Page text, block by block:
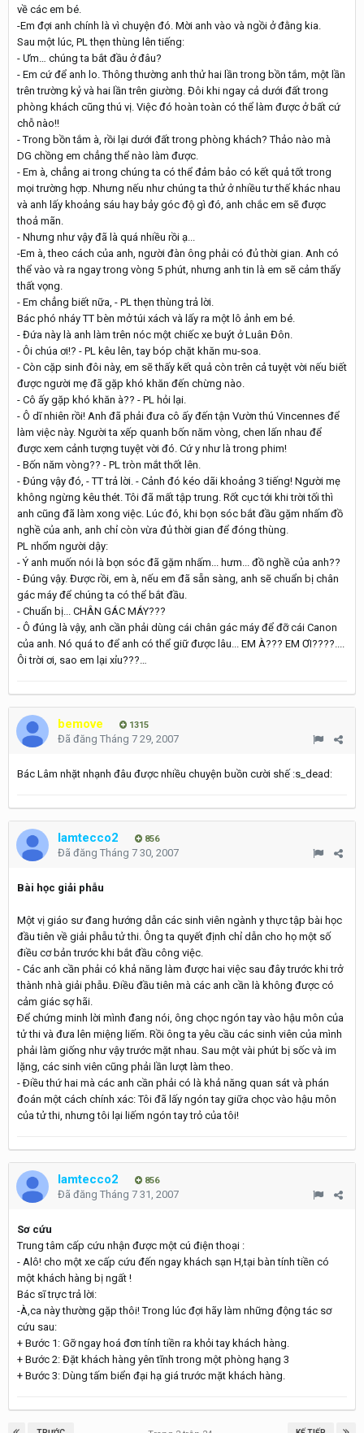
về các em bé.
-Em đợi anh chính là vì chuyện đó. Mời anh vào và ngồi ở đằng kia.
Sau một lúc, PL thẹn thùng lên tiếng:
- Ưm… chúng ta bắt đầu ở đâu?
- Em cứ để anh lo. Thông thường anh thử hai lần trong bồn tắm, một lần
trên trường kỷ và hai lần trên giường. Đôi khi ngay cả dưới đất trong
phòng khách cũng thú vị. Việc đó hoàn toàn có thể làm được ở bất cứ
chỗ nào!!
- Trong bồn tắm à, rồi lại dưới đất trong phòng khách? Thảo nào mà
DG chồng em chẳng thể nào làm được.
- Em à, chẳng ai trong chúng ta có thể đảm bảo có kết quả tốt trong
mọi trường hợp. Nhưng nếu như chúng ta thử ở nhiều tư thế khác nhau
và anh lấy khoảng sáu hay bảy góc độ gì đó, anh chắc em sẽ được
thoả mãn.
- Nhưng như vậy đã là quá nhiều rồi ạ...
-Em à, theo cách của anh, người đàn ông phải có đủ thời gian. Anh có
thể vào và ra ngay trong vòng 5 phút, nhưng anh tin là em sẽ cảm thấy
thất vọng.
- Em chẳng biết nữa, - PL thẹn thùng trả lời.
Bác phó nháy TT bèn mở túi xách và lấy ra một lô ảnh em bé.
- Đứa này là anh làm trên nóc một chiếc xe buýt ở Luân Đôn.
- Ôi chúa ơi!? - PL kêu lên, tay bóp chặt khăn mu-soa.
- Còn cặp sinh đôi này, em sẽ thấy kết quả còn trên cả tuyệt vời nếu biết
được người mẹ đã gặp khó khăn đến chừng nào.
- Cô ấy gặp khó khăn à?? - PL hỏi lại.
- Ô dĩ nhiên rồi! Anh đã phải đưa cô ấy đến tận Vườn thú Vincennes để
làm việc này. Người ta xếp quanh bốn năm vòng, chen lấn nhau để
được xem cảnh tượng tuyệt vời đó. Cứ y như là trong phim!
- Bốn năm vòng?? - PL tròn mắt thốt lên.
- Đúng vậy đó, - TT trả lời. - Cảnh đó kéo dãi khoảng 3 tiếng! Người mẹ
không ngừng kêu thét. Tôi đã mất tập trung. Rốt cục tới khi trời tối thì
anh cũng đã làm xong việc. Lúc đó, khi bọn sóc bắt đầu gặm nhấm đồ
nghề của anh, anh chỉ còn vừa đủ thời gian để đóng thùng.
PL nhổm người dậy:
- Ý anh muốn nói là bọn sóc đã gặm nhấm... hưm... đồ nghề của anh??
- Đúng vậy. Được rồi, em à, nếu em đã sẵn sàng, anh sẽ chuẩn bị chân
gác máy để chúng ta có thể bắt đầu.
- Chuẩn bị... CHÂN GÁC MÁY???
- Ô đúng là vậy, anh cần phải dùng cái chân gác máy để đỡ cái Canon
của anh. Nó quá to để anh có thể giữ được lâu... EM À??? EM ƠI????....
Ôi trời ơi, sao em lại xỉu???…
bemove 1315
Đã đăng Tháng 7 29, 2007
Bác Lâm nhặt nhạnh đâu được nhiều chuyện buồn cười shế :s_dead:
lamtecco2 856
Đã đăng Tháng 7 30, 2007
Bài học giải phẫu
Một vị giáo sư đang hướng dẫn các sinh viên ngành y thực tập bài học
đầu tiên về giải phẫu tử thi. Ông ta quyết định chỉ dẫn cho họ một số
điều cơ bản trước khi bắt đầu công việc.
- Các anh cần phải có khả năng làm được hai việc sau đây trước khi trở
thành nhà giải phẫu. Ðiều đầu tiên mà các anh cần là không được có
cảm giác sợ hãi.
Ðể chứng minh lời mình đang nói, ông chọc ngón tay vào hậu môn của
tử thi và đưa lên miệng liếm. Rồi ông ta yêu cầu các sinh viên của mình
phải làm giống như vậy trước mặt nhau. Sau một vài phút bị sốc và im
lặng, các sinh viên cũng phải lần lượt làm theo.
- Ðiều thứ hai mà các anh cần phải có là khả năng quan sát và phán
đoán một cách chính xác: Tôi đã lấy ngón tay giữa chọc vào hậu môn
của tử thi, nhưng tôi lại liếm ngón tay trỏ của tôi!
lamtecco2 856
Đã đăng Tháng 7 31, 2007
Sơ cứu
Trung tâm cấp cứu nhận được một cú điện thoại :
- Alô! cho một xe cấp cứu đến ngay khách sạn H,tại bàn tính tiền có
một khách hàng bị ngất !
Bác sĩ trực trả lời:
-À,ca này thường gặp thôi! Trong lúc đợi hãy làm những động tác sơ
cứu sau:
+ Bước 1: Gỡ ngay hoá đơn tính tiền ra khỏi tay khách hàng.
+ Bước 2: Đặt khách hàng yên tĩnh trong một phòng hạng 3
+ Bước 3: Dùng tấm biển đại hạ giá trước mặt khách hàng.